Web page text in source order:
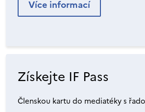
Více informací
Získejte IF Pass
Členskou kartu do mediatéky s